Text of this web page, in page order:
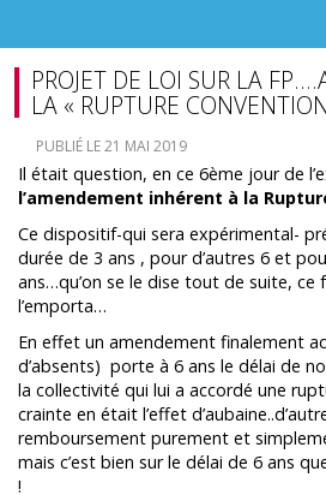
PROJET DE LOI SUR LA
LA « RUPTURE
PUBLIÉ LE 21 MAI 2019
Il était question, en ce 6ème jour de
l’amendement inhérent à la
Ce dispositif-qui sera expérimental-
durée de 3 ans , pour d’autres 6 et
ans…qu’on se le dise tout de suite, ce
l’emporta…
En effet un amendement finalement
d’absents) porte à 6 ans le délai de
la collectivité qui lui a accordé une
crainte en était l’effet
remboursement purement et
mais c’est bien sur le délai de 6 ans
!